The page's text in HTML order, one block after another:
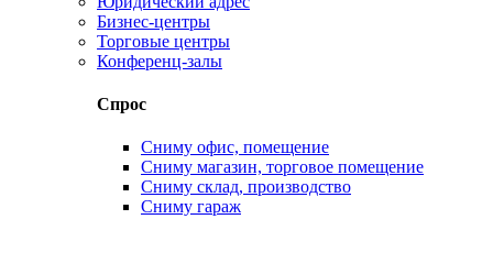
Бизнес-центры
Торговые центры
Конференц-залы
Спрос
Сниму офис, помещение
Сниму магазин, торговое помещение
Сниму склад, производство
Сниму гараж